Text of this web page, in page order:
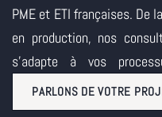
PME et ETI françaises. De
en production, nos
s'adapte à vos
PARLONS DE VOTRE